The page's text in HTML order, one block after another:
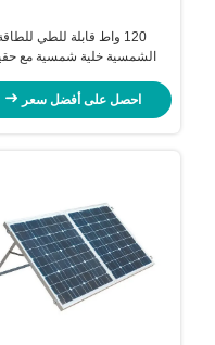
120 واط قابلة للطي
الشمسية خلية شمسية مع
احصل على أفضل سعر